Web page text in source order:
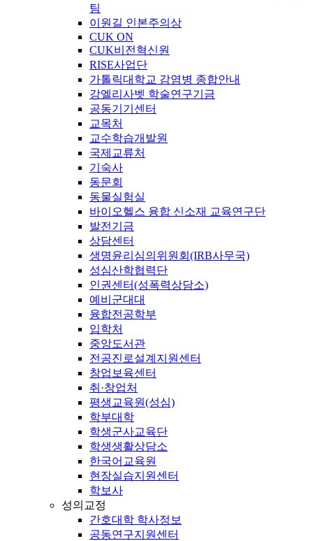
팀
이원길 인본주의상
CUK ON
CUK비전혁신원
RISE사업단
가톨릭대학교 감염병 종합안내
강엘리사벳 학술연구기금
공동기기센터
교목처
교수학습개발원
국제교류처
기숙사
동문회
동물실험실
바이오헬스 융합 신소재 교육연구단
발전기금
상담센터
생명윤리심의위원회(IRB사무국)
성심산학협력단
인권센터(성폭력상담소)
예비군대대
융합전공학부
입학처
중앙도서관
전공진로설계지원센터
창업보육센터
취·창업처
평생교육원(성심)
학부대학
학생군사교육단
학생생활상담소
한국어교육원
현장실습지원센터
학보사
성의교정
간호대학 학사정보
공동연구지원센터